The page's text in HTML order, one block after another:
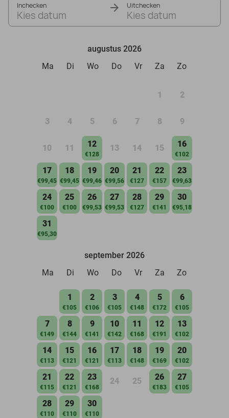
Inchecken
Kies datum
Uitchecken
Kies datum
augustus 2026
Ma
Di Wo Do Vr Za Zo
1 2
3 4 5 6 7 8 9
10 11 12
€128
13 14 15 16
€102
17
€99,45
18
€99,45
19
€99,46
20
€99,56
21
€127
22
€157
23
€99,63
24
€100
25
€100
26
€99,53
27
€99,53
28
€127
29
€141
30
€95,18
31
€95,30
september 2026
Ma
Di Wo Do Vr Za Zo
1
€105
2
€106
3
€105
4
€148
5
€172
6
€105
7
€149
8
€144
9
€141
10
€142
11
€168
12
€191
13
€102
14
€113
15
€121
16
€121
17
€113
18
€148
19
€169
20
€102
21
€115
22
€121
23
€168
24 25 26
€183
27
€105
28
€110
29
€110
30
€110